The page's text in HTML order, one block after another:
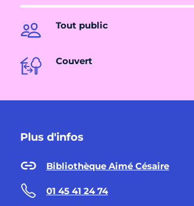
Tout public
Couvert
Plus d'infos
Bibliothèque Aimé Césaire
01 45 41 24 74